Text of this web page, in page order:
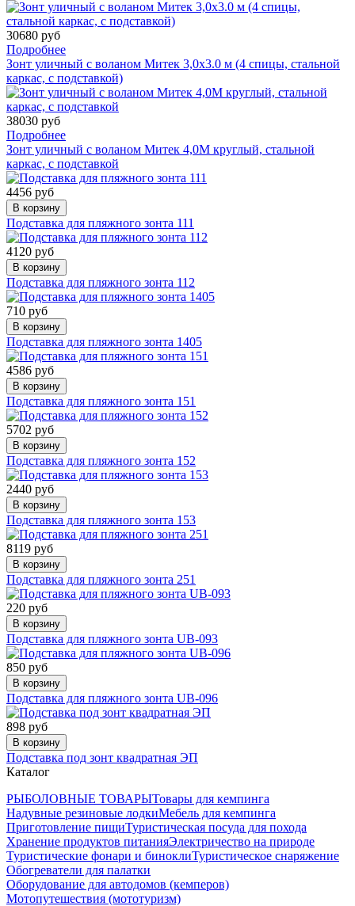
30680 руб
Подробнее
Зонт уличный с воланом Митек 3,0х3.0 м (4 спицы, стальной
каркас, с подставкой)
38030 руб
Подробнее
Зонт уличный с воланом Митек 4,0М круглый, стальной
каркас, с подставкой
4456 руб
В корзину
Подставка для пляжного зонта 111
4120 руб
В корзину
Подставка для пляжного зонта 112
710 руб
В корзину
Подставка для пляжного зонта 1405
4586 руб
В корзину
Подставка для пляжного зонта 151
5702 руб
В корзину
Подставка для пляжного зонта 152
2440 руб
В корзину
Подставка для пляжного зонта 153
8119 руб
В корзину
Подставка для пляжного зонта 251
220 руб
В корзину
Подставка для пляжного зонта UB-093
850 руб
В корзину
Подставка для пляжного зонта UB-096
898 руб
В корзину
Подставка под зонт квадратная ЭП
Каталог
РЫБОЛОВНЫЕ ТОВАРЫТовары для кемпинга
Надувные резиновые лодкиМебель для кемпинга
Приготовление пищиТуристическая посуда для похода
Хранение продуктов питанияЭлектричество на природе
Туристические фонари и биноклиТуристическое снаряжение
Обогреватели для палатки
Оборудование для автодомов (кемперов)
Мотопутешествия (мототуризм)